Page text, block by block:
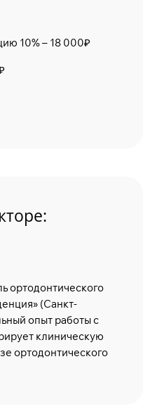
10% – 18 000₽
ортодонтического
(Санкт-
опыт работы с
клиническую
ортодонтического